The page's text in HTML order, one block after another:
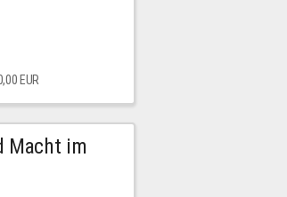
EUR
Macht im